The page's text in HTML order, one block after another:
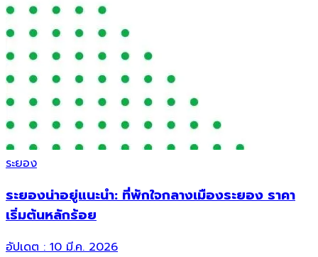
ระยอง
ระยองน่าอยู่แนะนำ: ที่พักใจกลางเมืองระยอง ราคา
เริ่มต้นหลักร้อย
อัปเดต :10 มี.ค. 2026